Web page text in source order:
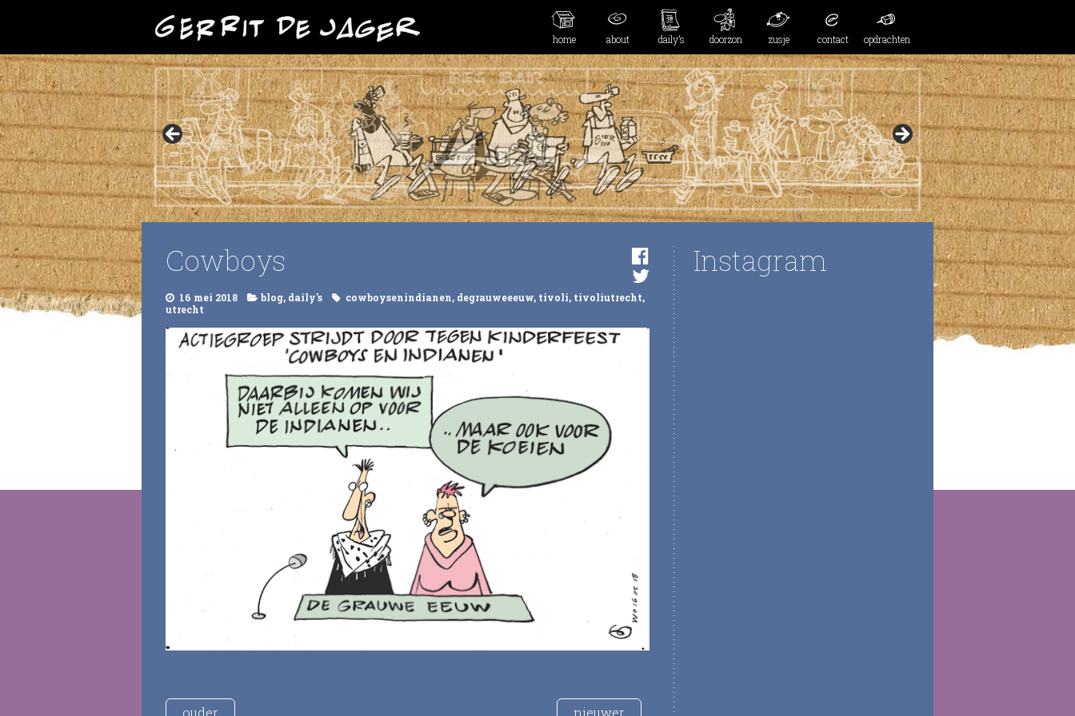
home about daily’s doorzon zusje contact opdrachten
Cowboys
16 mei 2018 blog, daily's cowboysenindianen, degrauweeeuw, tivoli, tivoliutrecht,
utrecht
ouder nieuwer
Instagram